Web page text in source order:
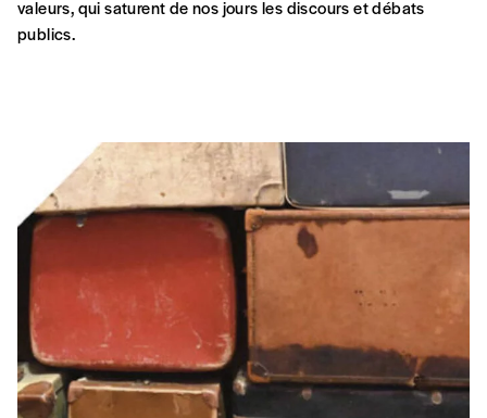
valeurs, qui saturent de nos jours les discours et débats
publics.